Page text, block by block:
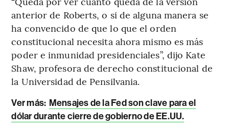
anterior de Roberts, o si de alguna manera se
ha convencido de que lo que el orden
constitucional necesita ahora mismo es más
poder e inmunidad presidenciales”, dijo Kate
Shaw, profesora de derecho constitucional de
la Universidad de Pensilvania.
Ver más: Mensajes de la Fed son clave para el
dólar durante cierre de gobierno de EE.UU.